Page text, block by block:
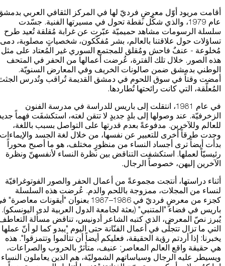
أقامت مريود أوّل معرضٍ فرديّ لها في المركز الثقافي العربي
عام 1979، والذي شكّل نقطة تحول في مسيرتها الفنية. جسّدت
سلسلة الرسومات مشاهد حميميّة عبّرت عن غرابة مُقلقة تُعيد طرح
تساؤلات حول علاقتنا بالعالم، بشر مُفكّكون، شخصياتٍ مصلوبة، دمى
مُخلوعة - عنفٌ فاحش ومُقلق للمجتمع السوري غير المُعتاد على مثل
هذه الصور. خلال تلك الفترة، عُرضت أعمالها من الحفر في المتحف
الوطني بدمشق ضمن صالونات الخريف وفي المعارض السنويّة.
أمضت وقتاً في سوق اللحوم في دمشق القديمة تُراقب وتُدرس
المُعلّقة، التي كانت رائحتها تُطاردها.
في عام 1981، انتقلت إلى باريس للدراسة في مدرسة الفنون
الزخرفيّة. عند وصولها إلى بلدٍ جديدٍ لا تتقن لغته، استكشفَت فهماً
للعالم وللآخرين. مدفوعةً بعدم قدرتها على التواصل بسبب باللغة،
وجدت طرقاً أخرى للتعبير عن نفسها، من خلال لغة الجسد
بدأت أيضاً ترى أجساد النساء من منظورٍ مختلف، هو ما أصبح محوراً
رئيسيّاً لعملها. استكشفت التناقض بين نظرة النساء لأنفسهنّ ونظرة
الآخرين إليهن، خصوصاً الرجال.
أثناء دراستها، أنتجت مجموعةً من أعمال الحفر والصور الفوتوغرافيّة
لنساء من المجلات، ممزوجة باللحم والدم. عُرضت هذه السلسلة
كجزء من معرضٍ فرديّ في 1986–1987 بعنوان "أيقونات
باريس في فضاء "المتنبي" (بعثة لجامعة الدول العربية لدى اليونسكو).
يُبرز نصّ المعرض، الذي كتبه الشاعر أدونيس، تناقض مسألة
التي ما تزال تتجلّى في أعمال الفنّانة حتى اليوم "يبدو كما لو أنّ عملها
يخبرنا: إذا أردتم رؤية الحقيقة، فعليكم أيضاً أن تتألموا وتتمزقوا". هذه
هي حقيقة واقع العالم المعاصر: عنيف، متأثرٌ بالحروب والصراعات،
ويسيطر عليه الرجال وسياساتهم الشموليّة، هم الذين يعاملون النساء